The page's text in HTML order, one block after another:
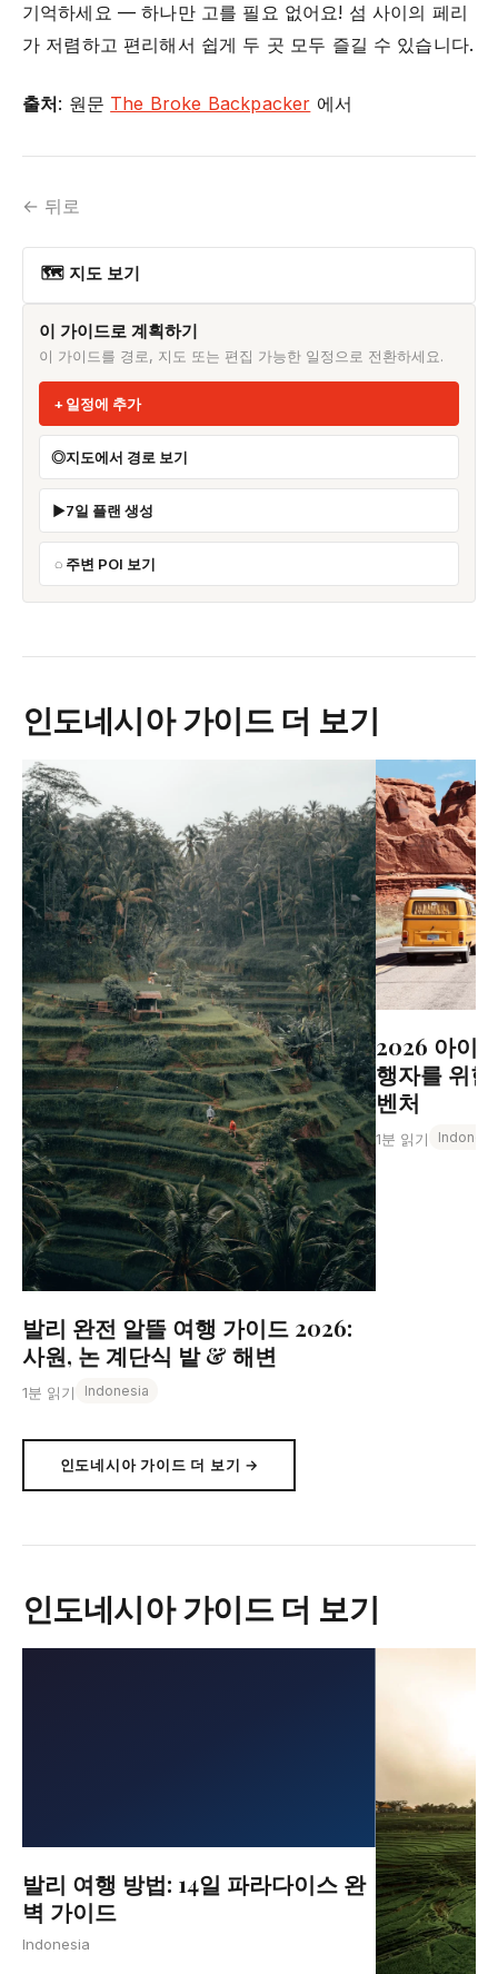
기억하세요 — 하나만 고를 필요 없어요! 섬 사이의 페리
가 저렴하고 편리해서 쉽게 두 곳 모두 즐길 수 있습니다.
출처: 원문 The Broke Backpacker 에서
← 뒤로
🗺 지도 보기
이 가이드로 계획하기
이 가이드를 경로, 지도 또는 편집 가능한 일정으로 전환하세요.
일정에 추가
지도에서 경로 보기
7일 플랜 생성
주변 POI 보기
인도네시아 가이드 더 보기
발리 완전 알뜰 여행 가이드 2026:
사원, 논 계단식 밭 & 해변
1분 읽기 Indonesia
2026 아이
행자를 위
벤처
1분 읽기
인도네시아 가이드 더 보기 →
인도네시아 가이드 더 보기
발리 여행 방법: 14일 파라다이스 완
벽 가이드
Indonesia